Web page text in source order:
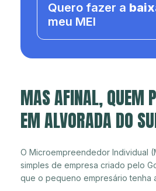
Quero fazer a
meu MEI
MAS AFINAL, QUEM
EM ALVORADA DO
O Microempreendedor Individual
simples de empresa criado pelo
que o pequeno empresário tenha